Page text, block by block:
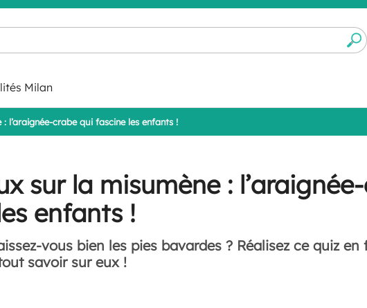
Milan
l’araignée-crabe qui fascine les enfants !
sur la misumène :
enfants !
vous bien les pies bavardes ? Réalisez ce quiz
savoir sur eux !